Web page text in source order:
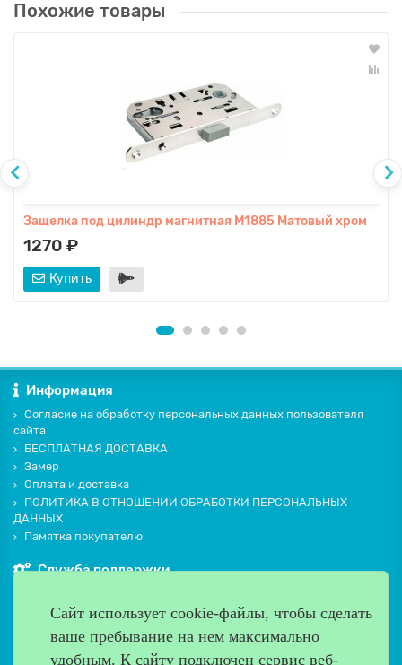
Похожие товары
Защелка под цилиндр магнитная М1885 Матовый хром
1270 ₽
Купить
Информация
Согласие на обработку персональных данных пользователя
сайта
БЕСПЛАТНАЯ ДОСТАВКА
Замер
Оплата и доставка
ПОЛИТИКА В ОТНОШЕНИИ ОБРАБОТКИ ПЕРСОНАЛЬНЫХ
ДАННЫХ
Памятка покупателю
Служба поддержки
Производители
Дополнительно
Сайт использует cookie-файлы, чтобы сделать
ваше пребывание на нем максимально
удобным. К cайту подключен сервис веб-